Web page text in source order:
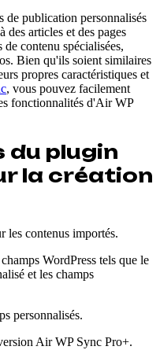
de publication personnalisés
articles et des pages
contenu spécialisées,
Bien qu'ils soient similaires
propres caractéristiques et
, vous pouvez facilement
fonctionnalités d'Air WP
plugin
la création
les contenus importés.
WordPress tels que le
et les champs
personnalisés.
Air WP Sync Pro+.